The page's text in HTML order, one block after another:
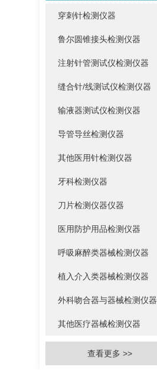
穿刺针检测仪器
鲁尔圆锥接头检测仪器
注射针管测试仪检测仪器
缝合针/线测试仪检测仪器
输液器测试仪检测仪器
导管导丝检测仪器
其他医用针检测仪器
牙科检测仪器
刀片检测仪器仪器
医用防护用品检测仪器
呼吸麻醉类器械检测仪器
植入介入类器械检测仪器
外科吻合器与器械检测仪器
其他医疗器械检测仪器
查看更多 >>